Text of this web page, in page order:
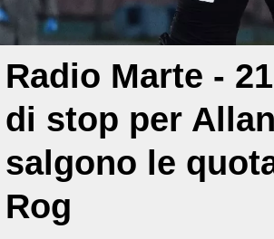
Radio Marte -
di stop per
salgono le
Rog